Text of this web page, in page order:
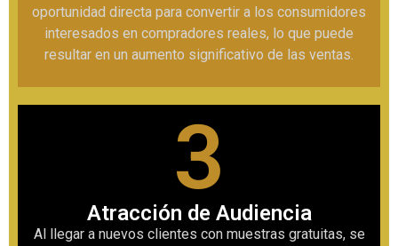
oportunidad directa para convertir a los consumidores
interesados en compradores reales, lo que puede
resultar en un aumento significativo de las ventas.
3
Atracción de Audiencia
Al llegar a nuevos clientes con muestras gratuitas, se